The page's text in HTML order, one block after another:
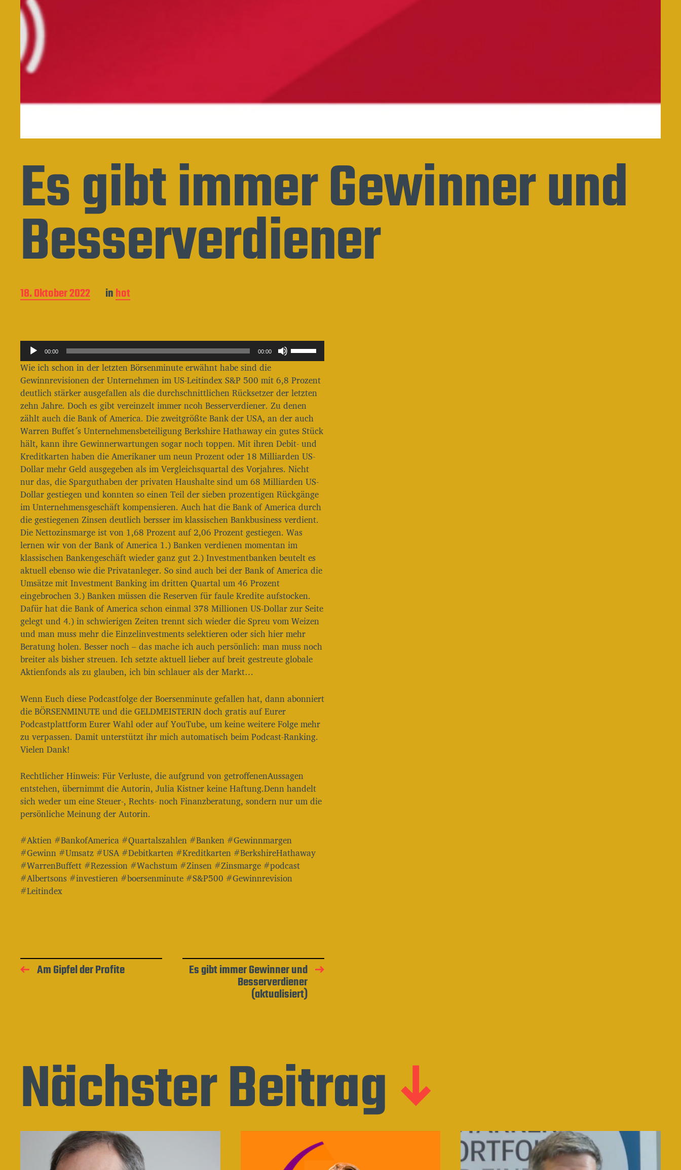
Es gibt immer Gewinner und
Besserverdiener
B
e
r
g
s
d
a
t
u
m
18. Oktober 2022 inhot
u
d
i
o
-
P
l
a
y
e
r
00:00 00:00
f
i
l
t
a
s
e
n
H
o
c
h
/
R
u
n
t
e
r
b
u
t
z
n
,
u
e
a
u
t
r
k
e
e
g
e
n
Wie ich schon in der letzten Börsenminute erwähnt habe sind die
Gewinnrevisionen der Unternehmen im US-Leitindex S&P 500 mit 6,8 Prozent
deutlich stärker ausgefallen als die durchschnittlichen Rücksetzer der letzten
zehn Jahre. Doch es gibt vereinzelt immer ncoh Besserverdiener. Zu denen
zählt auch die Bank of America. Die zweitgrößte Bank der USA, an der auch
Warren Buffet´s Unternehmensbeteiligung Berkshire Hathaway ein gutes Stück
hält, kann ihre Gewinnerwartungen sogar noch toppen. Mit ihren Debit- und
Kreditkarten haben die Amerikaner um neun Prozent oder 18 Milliarden US-
Dollar mehr Geld ausgegeben als im Vergleichsquartal des Vorjahres. Nicht
nur das, die Sparguthaben der privaten Haushalte sind um 68 Milliarden US-
Dollar gestiegen und konnten so einen Teil der sieben prozentigen Rückgänge
im Unternehmensgeschäft kompensieren. Auch hat die Bank of America durch
die gestiegenen Zinsen deutlich bersser im klassischen Bankbusiness verdient.
Die Nettozinsmarge ist von 1,68 Prozent auf 2,06 Prozent gestiegen. Was
lernen wir von der Bank of America 1.) Banken verdienen momentan im
klassischen Bankengeschäft wieder ganz gut 2.) Investmentbanken beutelt es
aktuell ebenso wie die Privatanleger. So sind auch bei der Bank of America die
Umsätze mit Investment Banking im dritten Quartal um 46 Prozent
eingebrochen 3.) Banken müssen die Reserven für faule Kredite aufstocken.
Dafür hat die Bank of America schon einmal 378 Millionen US-Dollar zur Seite
gelegt und 4.) in schwierigen Zeiten trennt sich wieder die Spreu vom Weizen
und man muss mehr die Einzelinvestments selektieren oder sich hier mehr
Beratung holen. Besser noch – das mache ich auch persönlich: man muss noch
breiter als bisher streuen. Ich setzte aktuell lieber auf breit gestreute globale
Aktienfonds als zu glauben, ich bin schlauer als der Markt…
Wenn Euch diese Podcastfolge der Boersenminute gefallen hat, dann abonniert
die BÖRSENMINUTE und die GELDMEISTERIN doch gratis auf Eurer
Podcastplattform Eurer Wahl oder auf YouTube, um keine weitere Folge mehr
zu verpassen. Damit unterstützt ihr mich automatisch beim Podcast-Ranking.
Vielen Dank!
Rechtlicher Hinweis: Für Verluste, die aufgrund von getroffenenAussagen
entstehen, übernimmt die Autorin, Julia Kistner keine Haftung.Denn handelt
sich weder um eine Steuer-, Rechts- noch Finanzberatung, sondern nur um die
persönliche Meinung der Autorin.
#Aktien #BankofAmerica #Quartalszahlen #Banken #Gewinnmargen
#Gewinn #Umsatz #USA #Debitkarten #Kreditkarten #BerkshireHathaway
#WarrenBuffett #Rezession #Wachstum #Zinsen #Zinsmarge #podcast
#Albertsons #investieren #boersenminute #S&P500 #Gewinnrevision
#Leitindex
Am Gipfel der Profite Es gibt immer Gewinner und
Besserverdiener
(aktualisiert)
Nächster Beitrag